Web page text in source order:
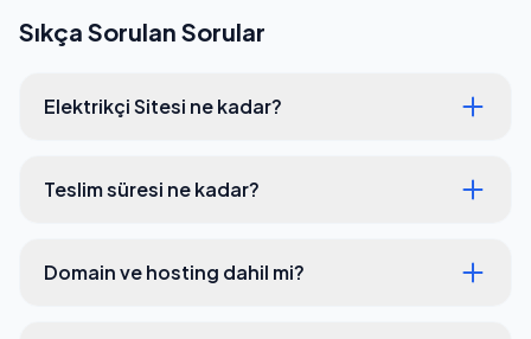
Sıkça Sorulan Sorular
Elektrikçi Sitesi ne kadar?
Teslim süresi ne kadar?
Domain ve hosting dahil mi?